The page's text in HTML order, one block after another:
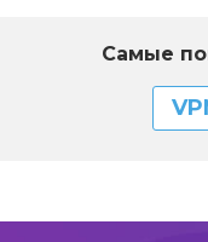
Самые